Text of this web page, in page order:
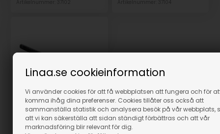
Linaa.se cookieinformation
Vi använder cookies för att få webbplatsen att fungera och för
komma ihåg dina preferenser. Cookies tillåter oss också att
sammanställa statistik och analysera besök på vår webbplats,
att vi kan säkerställa att sidan ständigt förbättras och att vår
marknadsföring blir relevant för dig.
Surform Blad Run,
Stanley